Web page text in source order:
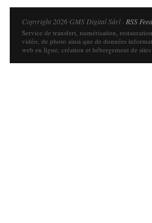
Copyright 2026 GMS Digital Sàrl · RSS Feed
Service de transfert, numérisation,
vidéo, de photo ainsi que de données
web en ligne, création et hébergement de